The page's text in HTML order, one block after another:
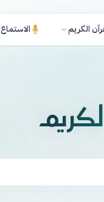
الكريم الاستماع